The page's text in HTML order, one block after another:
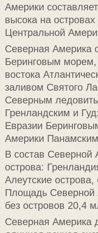
Америки
высока на
Центральной
Северная Америка
Беринговым
востока
заливом Святого
Северным
Гренландским и
Евразии
Америки
В состав Северной
острова:
Алеутские
Площадь Северной
без островов 20,4
Северная Америка